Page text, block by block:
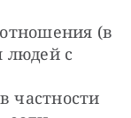
(в
людей с
частности